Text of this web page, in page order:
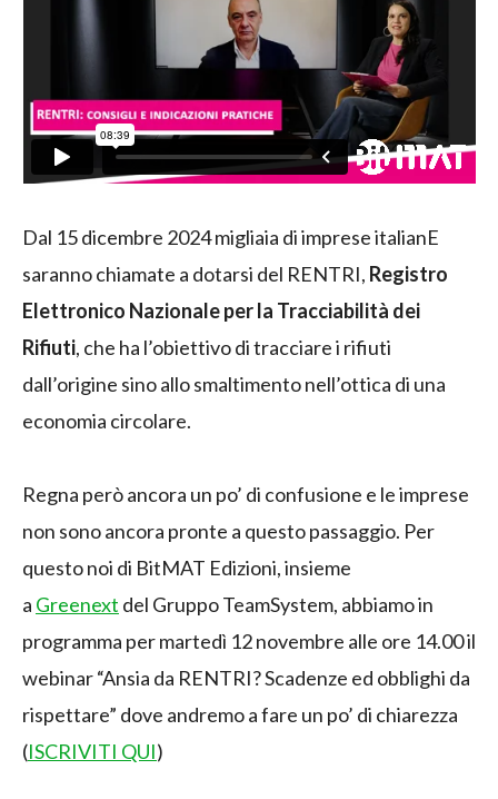
Dal 15 dicembre 2024 migliaia di imprese italianE
saranno chiamate a dotarsi del RENTRI, Registro
Elettronico Nazionale per la Tracciabilità dei
Rifiuti, che ha l’obiettivo di tracciare i rifiuti
dall’origine sino allo smaltimento nell’ottica di una
economia circolare.
Regna però ancora un po’ di confusione e le imprese
non sono ancora pronte a questo passaggio. Per
questo noi di BitMAT Edizioni, insieme
a Greenext del Gruppo TeamSystem, abbiamo in
programma per martedì 12 novembre alle ore 14.00 il
webinar “Ansia da RENTRI? Scadenze ed obblighi da
rispettare” dove andremo a fare un po’ di chiarezza
(ISCRIVITI QUI)